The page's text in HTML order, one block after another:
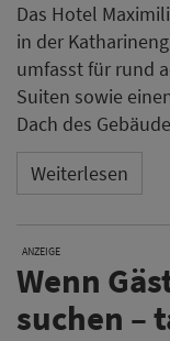
Das Hotel
in der
umfasst für rund
Suiten sowie
Dach des
Weiterlesen
ANZEIGE
Wenn
suchen –